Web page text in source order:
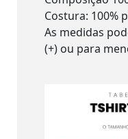
Costura: 100%
As medidas
(+) ou para